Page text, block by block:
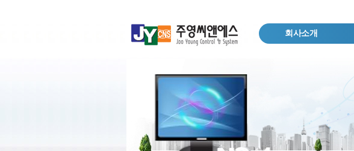
회사소개